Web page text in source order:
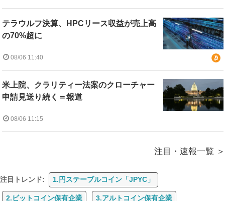
テラウルフ決算、HPCリース収益が売上高
の70%超に
08/06 11:40
米上院、クラリティー法案のクローチャー
申請見送り続く＝報道
08/06 11:15
注目・速報一覧
注目トレンド: 1.円ステーブルコイン「JPYC」
2.ビットコイン保有企業 3.アルトコイン保有企業